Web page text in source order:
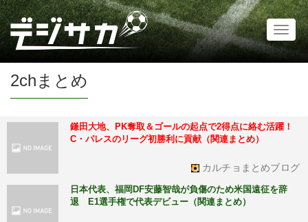
2chまとめ
鎌田大地、PK奪取＆ゴールの起点で2得点に絡む活躍！
C・パレスのリーグ初勝利に貢献（関連まとめ）
カルチョまとめブログ
日本代表、福岡DF安藤智哉が負傷のため米国遠征を辞
退 E1選手権で代表デビュー（関連まとめ）